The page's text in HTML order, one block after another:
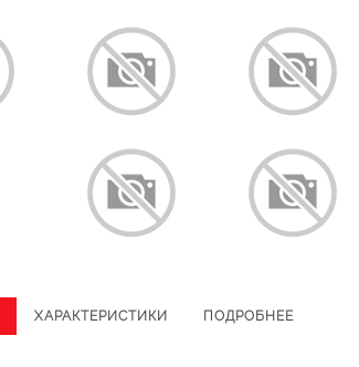
ХАРАКТЕРИСТИКИ ПОДРОБНЕЕ